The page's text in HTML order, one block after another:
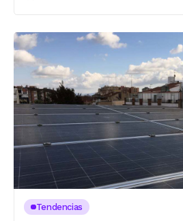
Tendencias